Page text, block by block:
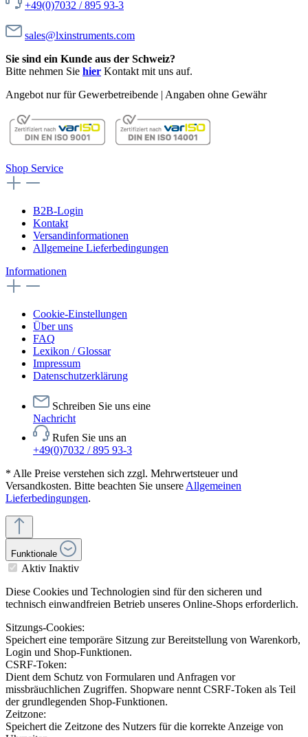
+49(0)7032 / 895 93-3
sales@lxinstruments.com
Sie sind ein Kunde aus der Schweiz?
Bitte nehmen Sie hier Kontakt mit uns auf.
Angebot nur für Gewerbetreibende | Angaben ohne Gewähr
Shop Service
B2B-Login
Kontakt
Versandinformationen
Allgemeine Lieferbedingungen
Informationen
Cookie-Einstellungen
Über uns
FAQ
Lexikon / Glossar
Impressum
Datenschutzerklärung
Schreiben Sie uns eine
Nachricht
Rufen Sie uns an
+49(0)7032 / 895 93-3
* Alle Preise verstehen sich zzgl. Mehrwertsteuer und
Versandkosten. Bitte beachten Sie unsere Allgemeinen
Lieferbedingungen.
Funktionale
Aktiv Inaktiv
Diese Cookies und Technologien sind für den sicheren und
technisch einwandfreien Betrieb unseres Online-Shops erforderlich.
Sitzungs-Cookies:
Speichert eine temporäre Sitzung zur Bereitstellung von Warenkorb,
Login und Shop-Funktionen.
CSRF-Token:
Dient dem Schutz von Formularen und Anfragen vor
missbräuchlichen Zugriffen. Shopware nennt CSRF-Token als Teil
der grundlegenden Shop-Funktionen.
Zeitzone:
Speichert die Zeitzone des Nutzers für die korrekte Anzeige von